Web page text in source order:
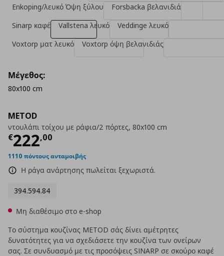
METOD
ντουλάπι τοίχου με ράφια/2 πόρτες, 80x100 cm
€222,00
Τρέχουσα τιμή
1110 πόντους ανταμοιβής
Η ράγα ανάρτησης πωλείται ξεχωριστά.
394.594.84
Enkoping/λευκό Όψη ξύλου
Forsbacka βελανιδιά
Sinarp καφέ
Vallstena λευκό
Veddinge λευκό
Voxtorp ματ λευκό
Voxtorp όψη βελανιδιάς
Μέγεθος:
80x100 cm
Μη διαθέσιμο στο e-shop
Το σύστημα κουζίνας METOD σάς δίνει αμέτρητες
δυνατότητες για να σχεδιάσετε την κουζίνα των ονείρων
σας. Σε συνδυασμό με τις προσόψεις SINARP σε σκούρο καφέ